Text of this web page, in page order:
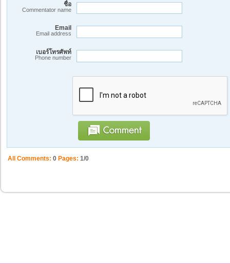
ชื่อ
Commentator name
Email
Email address
เบอร์โทรศัพท์
Phone number
All Comments: 0 Pages: 1/0